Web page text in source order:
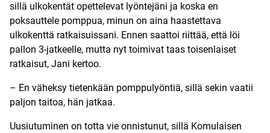
sillä ulkokentät opettelevat lyöntejäni ja koska en
poksauttele pomppua, minun on aina haastettava
ulkokenttä ratkaisuissani. Ennen saattoi riittää, että löi
pallon 3-jatkeelle, mutta nyt toimivat taas toisenlaiset
ratkaisut, Jani kertoo.
– En väheksy tietenkään pomppulyöntiä, sillä sekin vaatii
paljon taitoa, hän jatkaa.
Uusiutuminen on totta vie onnistunut, sillä Komulaisen